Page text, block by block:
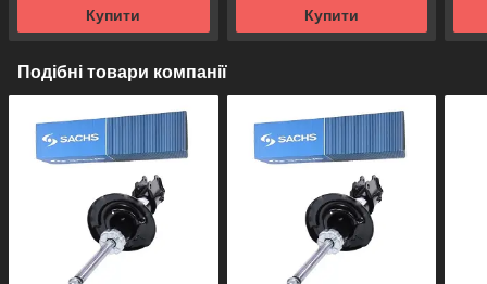
Купити Купити
Подібні товари компанії